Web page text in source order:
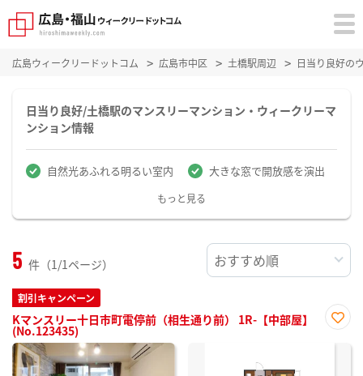
広島ウィークリードットコム 広島市中区 土橋駅周辺 日当り良好の
日当り良好/土橋駅のマンスリーマンション・ウィークリーマ
ンション情報
自然光あふれる明るい室内 大きな窓で開放感を演出
もっと見る
5 件（1/1ページ）
割引キャンペーン
Kマンスリー十日市町電停前（相生通り前） 1R-【中部屋】
(No.123435)
に入